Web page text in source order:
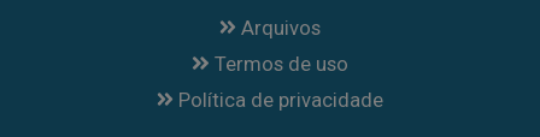
Arquivos
Termos de uso
Política de privacidade